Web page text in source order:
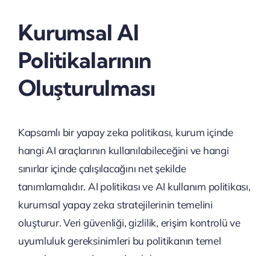
Kurumsal AI
Politikalarının
Oluşturulması
Kapsamlı bir yapay zeka politikası, kurum içinde
hangi AI araçlarının kullanılabileceğini ve hangi
sınırlar içinde çalışılacağını net şekilde
tanımlamalıdır. AI politikası ve AI kullanım politikası,
kurumsal yapay zeka stratejilerinin temelini
oluşturur. Veri güvenliği, gizlilik, erişim kontrolü ve
uyumluluk gereksinimleri bu politikanın temel